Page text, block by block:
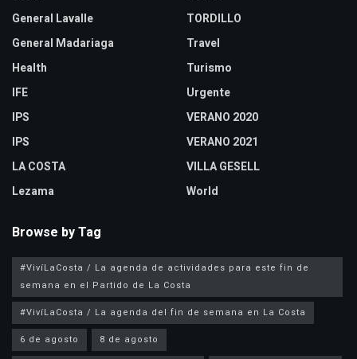
General Lavalle
General Madariaga
Health
IFE
IPS
IPS
LA COSTA
Lezama
TORDILLO
Travel
Turismo
Urgente
VERANO 2020
VERANO 2021
VILLA GESELL
World
Browse by Tag
#VivíLaCosta / La agenda de actividades para este fin de
semana en el Partido de La Costa
#VivíLaCosta / La agenda del fin de semana en La Costa
6 de agosto
8 de agosto